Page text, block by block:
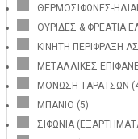
ΘΕΡΜΟΣΙΦΩΝΕΣ-
ΘΥΡΙΔΕΣ & ΦΡΕΑΤΙΑ
ΚΙΝΗΤΗ ΠΕΡΙΦΡΑΞΗ
ΜΕΤΑΛΛΙΚΕΣ
ΜΟΝΩΣΗ ΤΑΡΑΤΣΩΝ
ΜΠΑΝΙΟ (5)
ΣΙΦΩΝΙΑ